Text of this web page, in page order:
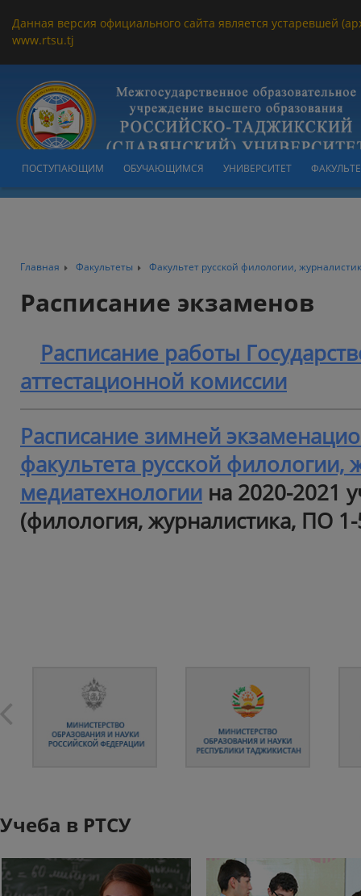
Данная версия официального сайта является устаревшей
www.rtsu.tj
ПОСТУПАЮЩИМ ОБУЧАЮЩИМСЯ УНИВЕРСИТЕТ
Главная Факультеты Факультет русской филологии,
Расписание экзаменов
Расписание работы
аттестационной комиссии
Расписание зимней
факультета русской филологии,
медиатехнологии на 2020-2021
(филология, журналистика, ПО 1-
Учеба в РТСУ